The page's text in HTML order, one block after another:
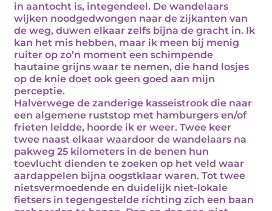
in aantocht is, integendeel. De wandelaars
wijken noodgedwongen naar de zijkanten van
de weg, duwen elkaar zelfs bijna de gracht in. Ik
kan het mis hebben, maar ik meen bij menig
ruiter op zo’n moment een schimpende
hautaine grijns waar te nemen, die hand losjes
op de knie doet ook geen goed aan mijn
perceptie.
Halverwege de zanderige kasseistrook die naar
een algemene ruststop met hamburgers en/of
frieten leidde, hoorde ik er weer. Twee keer
twee naast elkaar waardoor de wandelaars na
pakweg 25 kilometers in de benen hun
toevlucht dienden te zoeken op het veld waar
aardappelen bijna oogstklaar waren. Tot twee
nietsvermoedende en duidelijk niet-lokale
fietsers in tegengestelde richting zich een baan